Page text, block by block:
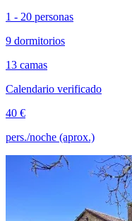
1 - 20 personas
9 dormitorios
13 camas
Calendario verificado
40 €
pers./noche (aprox.)